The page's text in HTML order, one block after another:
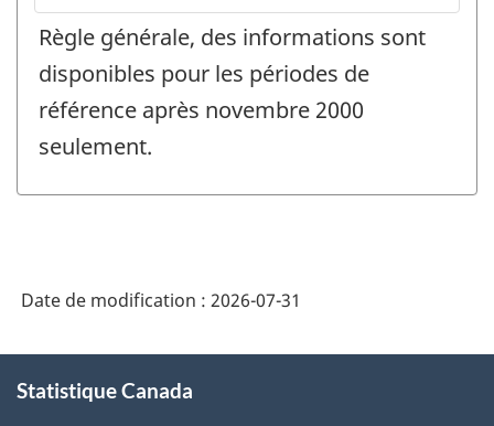
Règle générale, des informations sont
disponibles pour les périodes de
référence après novembre 2000
seulement.
Date de modification : 2026-07-31
propos
Statistique Canada